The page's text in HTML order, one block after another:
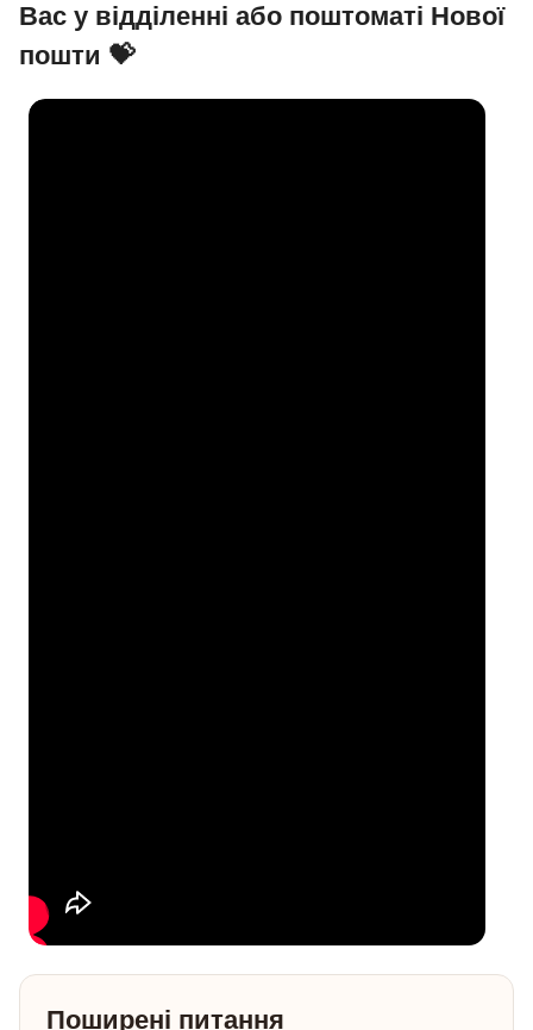
Вас у відділенні або поштоматі Нової
пошти 💝
Поширені питання